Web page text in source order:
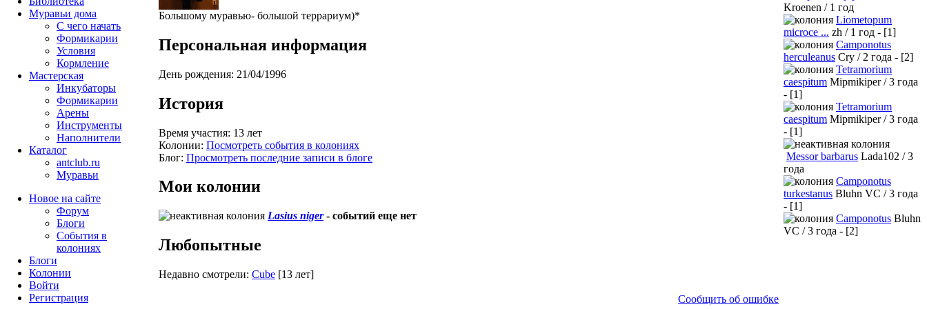
Большому муравью- большой террариум)*
Персональная информация
День рождения: 21/04/1996
История
Время участия: 13 лет
Колонии: Посмотреть события в колониях
Блог: Просмотреть последние записи в блоге
Мои колонии
Lasius niger- событий еще нет
Любопытные
Недавно смотрели: Cube [13 лет]
Сообщить об ошибке
Муравьи дома
С чего начать
Формикарии
Условия
Кормление
Мастерская
Инкубаторы
Формикарии
Арены
Инструменты
Наполнители
Каталог
antclub.ru
Муравьи
Новое на сайте
Форум
Блоги
События в
колониях
Блоги
Колонии
Войти
Peгиcтpaция
Kroenen / 1 год
Liometopum
microce ... zh / 1 год - [1]
Camponotus
herculeanus Cry / 2 года - [2]
Tetramorium
caespitum Mipmikiper / 3 года
- [1]
Tetramorium
caespitum Mipmikiper / 3 года
- [1]
Messor barbarus Lada102 / 3
года
Camponotus
turkestanus Bluhn VC / 3 года
- [1]
Camponotus Bluhn
VC / 3 года - [2]